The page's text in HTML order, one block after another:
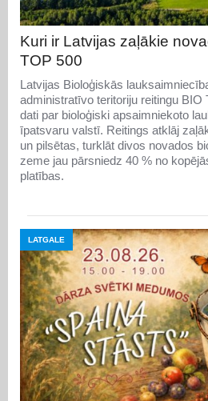
Kuri ir Latvijas zaļākie
TOP 500
Latvijas Bioloģiskās
administratīvo teritoriju reitingu BIO
dati par bioloģiski apsaimniekoto
īpatsvaru valstī. Reitings atklāj
un pilsētas, turklāt divos novados
zeme jau pārsniedz 40 % no
platības.
LATGALE